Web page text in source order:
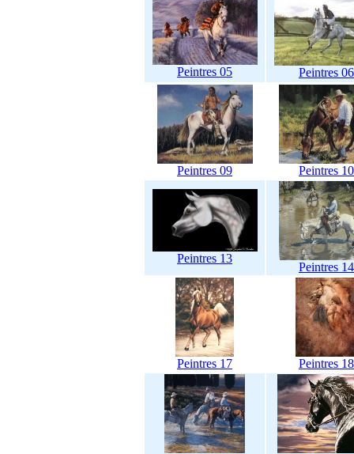
Peintres 05 Peintres 06
Peintres 09 Peintres 10
Peintres 13
Peintres 14
Peintres 17 Peintres 18